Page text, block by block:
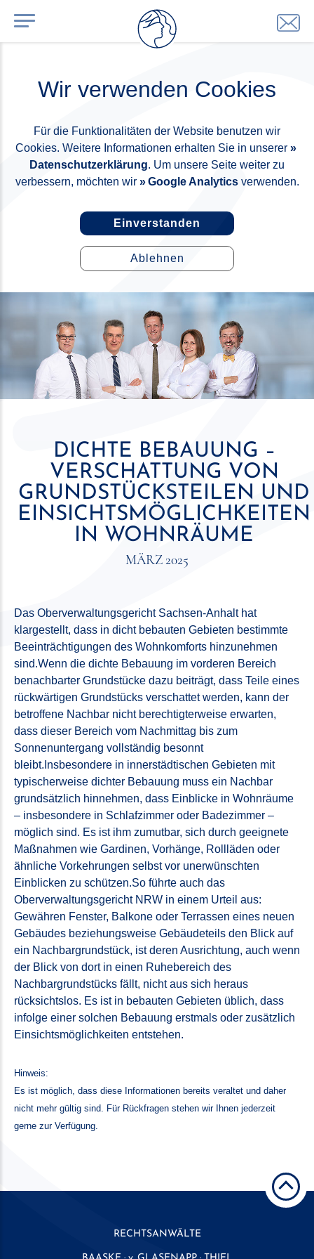
Wir verwenden Cookies
Für die Funktionalitäten der Website benutzen wir
Cookies. Weitere Informationen erhalten Sie in unserer
Datenschutzerklärung. Um unsere Seite weiter zu
verbessern, möchten wir
Google Analyticsverwenden.
Einverstanden
Ablehnen
DICHTE BEBAUUNG –
VERSCHATTUNG VON
GRUNDSTÜCKSTEILEN UND
EINSICHTSMÖGLICHKEITEN
IN WOHNRÄUME
MÄRZ 2025
Das Oberverwaltungsgericht Sachsen-Anhalt hat
klargestellt, dass in dicht bebauten Gebieten bestimmte
Beeinträchtigungen des Wohnkomforts hinzunehmen
sind.Wenn die dichte Bebauung im vorderen Bereich
benachbarter Grundstücke dazu beiträgt, dass Teile eines
rückwärtigen Grundstücks verschattet werden, kann der
betroffene Nachbar nicht berechtigterweise erwarten,
dass dieser Bereich vom Nachmittag bis zum
Sonnenuntergang vollständig besonnt
bleibt.Insbesondere in innerstädtischen Gebieten mit
typischerweise dichter Bebauung muss ein Nachbar
grundsätzlich hinnehmen, dass Einblicke in Wohnräume
– insbesondere in Schlafzimmer oder Badezimmer –
möglich sind. Es ist ihm zumutbar, sich durch geeignete
Maßnahmen wie Gardinen, Vorhänge, Rollläden oder
ähnliche Vorkehrungen selbst vor unerwünschten
Einblicken zu schützen.So führte auch das
Oberverwaltungsgericht NRW in einem Urteil aus:
Gewähren Fenster, Balkone oder Terrassen eines neuen
Gebäudes beziehungsweise Gebäudeteils den Blick auf
ein Nachbargrundstück, ist deren Ausrichtung, auch wenn
der Blick von dort in einen Ruhebereich des
Nachbargrundstücks fällt, nicht aus sich heraus
rücksichtslos. Es ist in bebauten Gebieten üblich, dass
infolge einer solchen Bebauung erstmals oder zusätzlich
Einsichtsmöglichkeiten entstehen.
Hinweis:
Es ist möglich, dass diese Informationen bereits veraltet und daher
nicht mehr gültig sind. Für Rückfragen stehen wir Ihnen jederzeit
gerne zur Verfügung.
RECHTSANWÄLTE